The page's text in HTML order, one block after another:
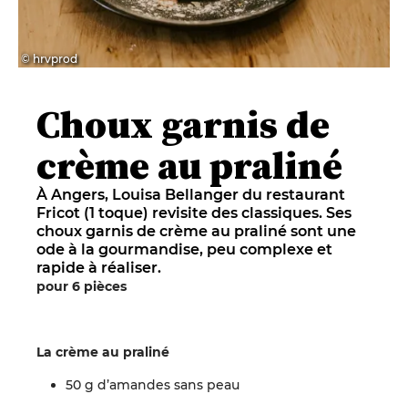
© hrvprod
Choux garnis de
crème au praliné
À Angers, Louisa Bellanger du restaurant
Fricot (1 toque) revisite des classiques. Ses
choux garnis de crème au praliné sont une
ode à la gourmandise, peu complexe et
rapide à réaliser.
pour 6 pièces
La crème au praliné
50 g d’amandes sans peau